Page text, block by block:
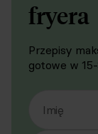
fryera
Przepisy
gotowe w
Imię